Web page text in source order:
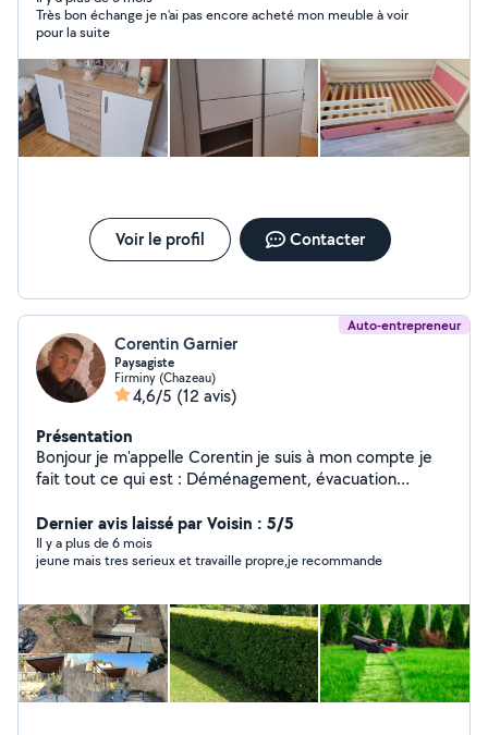
Pose de parquet flottant - Installation électrique (BTS
Élec) - Nombreux bricolage voir photos - Pose de
grillage souple et rigide - Montage de meuble en kit (++)
- Nettoyage intérieur extérieur voiture Joignable de 8h à
21h 7 jours sur 7 MED-K BRICOLAGE ET MANUTENTION
Travail consciencieux et rigoureux
Très bon échange je n'ai pas encore acheté mon meuble à voir
pour la suite
Voir le profil Contacter
Auto-entrepreneur
Corentin Garnier
Paysagiste
Firminy (Chazeau)
4,6/5 (12 avis)
Présentation
Bonjour je m'appelle Corentin je suis à mon compte je
fait tout ce qui est : Déménagement, évacuation
élagage et abattage d'arbres) Netoyage façade
Contact au : zéro six zéro deux soixante treize cinquante
deux quatre vingt quatre
Dernier avis laissé par Voisin : 5/5
Il y a plus de 6 mois
jeune mais tres serieux et travaille propre,je recommande